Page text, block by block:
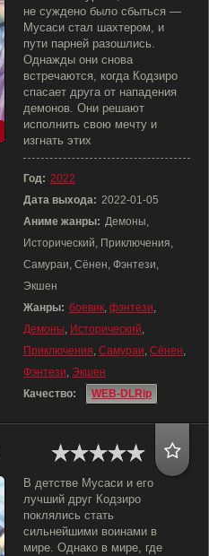
не суждено было сбыться —
Мусаси стал шахтером, и
пути парней разошлись.
Однажды они снова
встречаются, когда Кодзиро
спасает друга от нападения
демонов. Они решают
исполнить свою мечту и
изгнать этих
Год: 2022
Дата выхода: 2022-01-05
Аниме жанры: Демоны,
Исторический, Приключения,
Самураи, Сёнен, Фэнтези,
Экшен
Жанры: боевик, фэнтези,
Демоны, Исторический,
Приключения, Самураи, Сёнен,
Фэнтези, Экшен
Качество:
WEB-DLRip
В детстве Мусаси и его
лучший друг Кодзиро
поклялись стать
сильнейшими воинами в
мире. Однако в мире, где